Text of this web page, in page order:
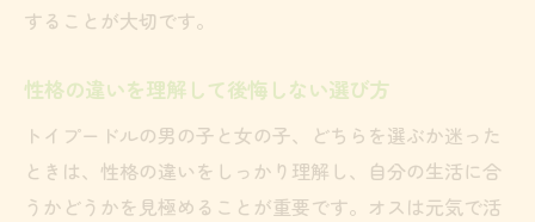
することが大切です。
性格の違いを理解して後悔しない選び方
トイプードルの男の子と女の子、どちらを選ぶか迷った
ときは、性格の違いをしっかり理解し、自分の生活に合
うかどうかを見極めることが重要です。オスは元気で活